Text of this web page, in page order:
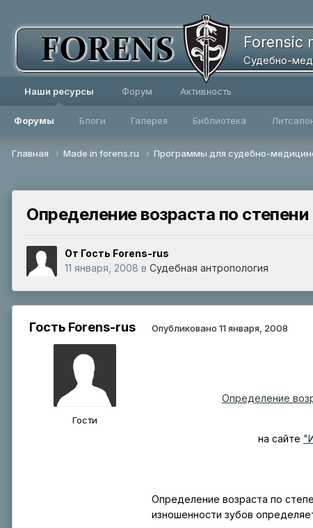
Forensic
Судебно-
Наши ресурсы
Форумы Блоги Галерея Библиотека
Форум Активность
Главная Made in forens.ru Программы для судебно-
Определение возраста по
От Гость Forens-rus
11 января, 2008 в Судебная антропология
Гость Forens-rus
Гости
Опубликовано 11 января, 2008
Определение
на сайте
Определение возраста по
изношенности зубов